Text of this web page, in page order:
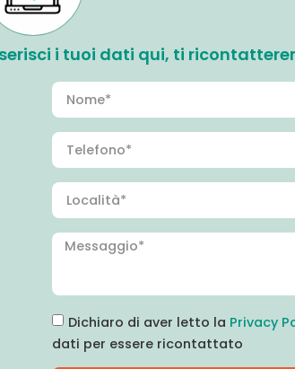
i tuoi dati qui, ti
Dichiaro di aver letto la Privacy
dati per essere ricontattato